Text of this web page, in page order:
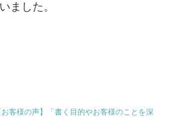
ました。
お客様の声】「書く目的やお客様のことを深